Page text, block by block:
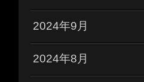
2024年9月
2024年8月